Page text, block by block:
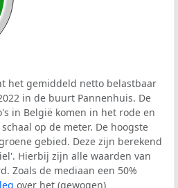
het gemiddeld netto belastbaar
in de buurt Pannenhuis. De
in België komen in het rode en
op de meter. De hoogste
gebied. Deze zijn berekend
Hierbij zijn alle waarden van
Zoals de mediaan een 50%
over het (gewogen)